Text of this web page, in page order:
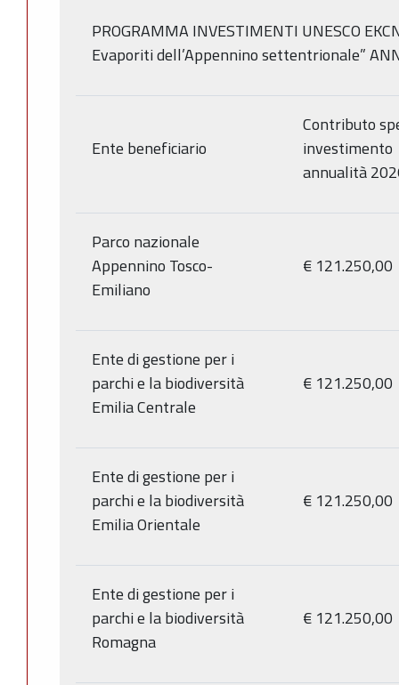
PROGRAMMA INVESTIMENTI UNESCO
Evaporiti dell’Appennino settentrionale”
Ente beneficiario
Contributo
investimento
annualità
Parco nazionale
Appennino Tosco-
Emiliano
€ 121.250,00
Ente di gestione per i
parchi e la biodiversità
Emilia Centrale
€ 121.250,00
Ente di gestione per i
parchi e la biodiversità
Emilia Orientale
€ 121.250,00
Ente di gestione per i
parchi e la biodiversità
Romagna
€ 121.250,00